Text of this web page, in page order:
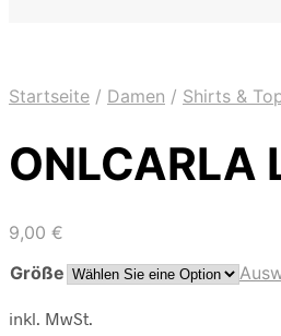
Startseite / Damen / Shirts &
ONLCARLA
9,00 €
Größe
inkl. MwSt.